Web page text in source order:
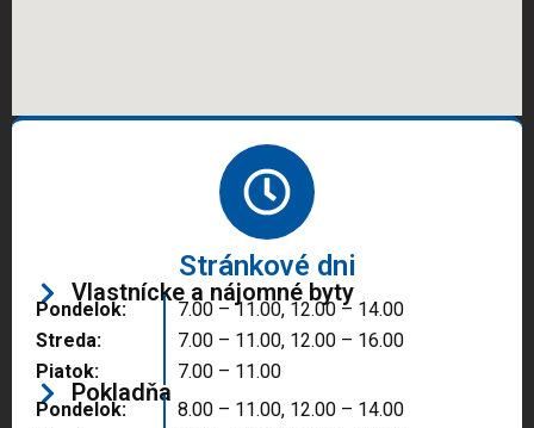
Stránkové dni
Vlastnícke a nájomné byty
Pondelok:
Streda:
Piatok:
7.00 – 11.00, 12.00 – 14.00
7.00 – 11.00, 12.00 – 16.00
7.00 – 11.00
Pokladňa
Pondelok:
8.00 – 11.00, 12.00 – 14.00